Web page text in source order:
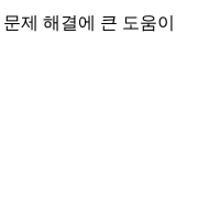
제 해결에 큰 도움이